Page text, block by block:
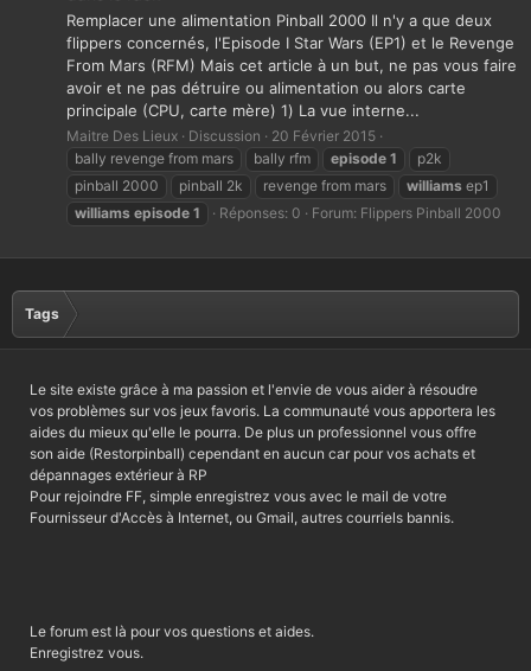
Remplacer une alimentation Pinball 2000 Il n'y a que deux
flippers concernés, l'Episode I Star Wars (EP1) et le Revenge
From Mars (RFM) Mais cet article à un but, ne pas vous faire
avoir et ne pas détruire ou alimentation ou alors carte
principale (CPU, carte mère) 1) La vue interne...
Maitre Des Lieux Discussion
20 Février 2015
bally revenge from mars
bally rfm episode 1
p2k
pinball 2000
pinball 2k revenge from mars williams ep1
williams episode 1 Réponses: 0 Forum: Flippers Pinball 2000
Tags
Le site existe grâce à ma passion et l'envie de vous aider à résoudre
vos problèmes sur vos jeux favoris. La communauté vous apportera les
aides du mieux qu'elle le pourra. De plus un professionnel vous offre
son aide (Restorpinball) cependant en aucun car pour vos achats et
dépannages extérieur à RP
Pour rejoindre FF, simple enregistrez vous avec le mail de votre
Fournisseur d'Accès à Internet, ou Gmail, autres courriels bannis.
Le forum est là pour vos questions et aides.
Enregistrez vous.